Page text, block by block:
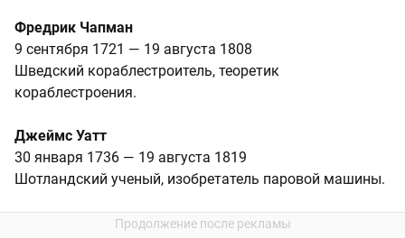
Фредрик Чапман
9 сентября 1721 — 19 августа 1808
Шведский кораблестроитель, теоретик
кораблестроения.
Джеймс Уатт
30 января 1736 — 19 августа 1819
Шотландский ученый, изобретатель паровой машины.